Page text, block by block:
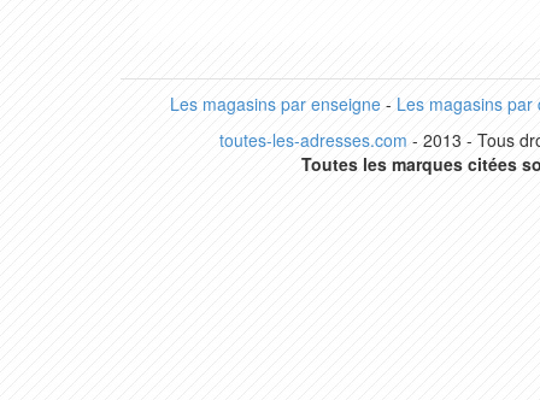
Les magasins par enseigne- Les magasins par
toutes-les-adresses.com - 2013 - Tous
Toutes les marques citées